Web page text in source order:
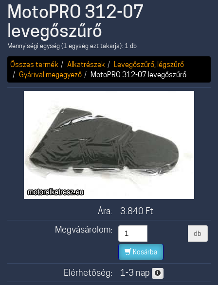
MotoPRO 312-07
levegőszűrő
Mennyiségi egység (1 egység ezt takarja): 1 db
Összes termék Alkatrészek
Levegőszűrő, légszűrő
Gyárival megegyező
MotoPRO 312-07 levegőszűrő
Ára: 3.840 Ft
Megvásárolom:
db
Kosárba
Elérhetőség: 1-3 nap